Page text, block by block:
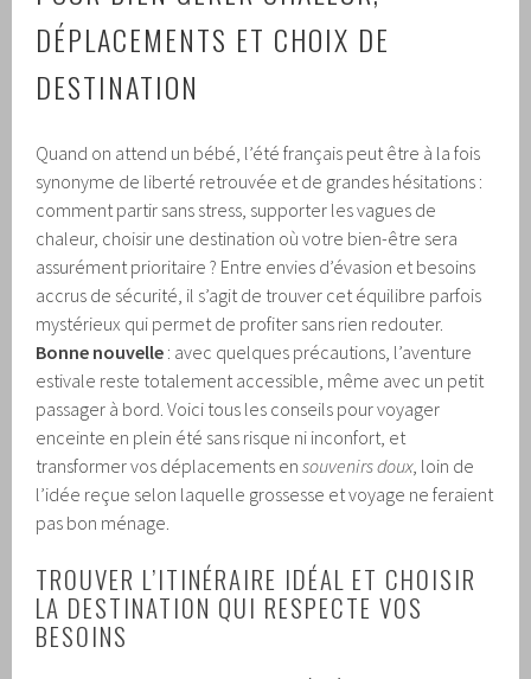
DÉPLACEMENTS ET CHOIX DE
DESTINATION
Quand on attend un bébé, l’été français peut être à la fois
synonyme de liberté retrouvée et de grandes hésitations :
comment partir sans stress, supporter les vagues de
chaleur, choisir une destination où votre bien-être sera
assurément prioritaire ? Entre envies d’évasion et besoins
accrus de sécurité, il s’agit de trouver cet équilibre parfois
mystérieux qui permet de profiter sans rien redouter.
Bonne nouvelle : avec quelques précautions, l’aventure
estivale reste totalement accessible, même avec un petit
passager à bord. Voici tous les conseils pour voyager
enceinte en plein été sans risque ni inconfort, et
transformer vos déplacements ensouvenirs doux, loin de
l’idée reçue selon laquelle grossesse et voyage ne feraient
pas bon ménage.
TROUVER L’ITINÉRAIRE IDÉAL ET CHOISIR
LA DESTINATION QUI RESPECTE VOS
BESOINS